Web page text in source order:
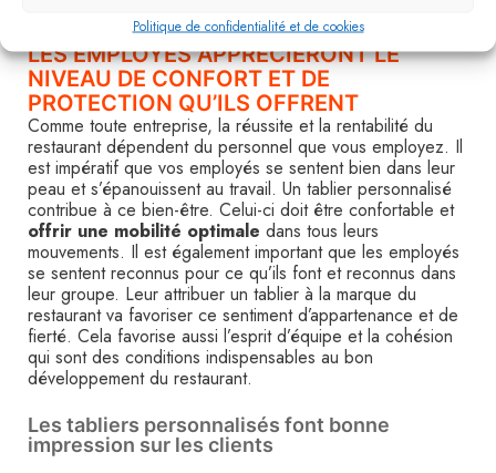
Politique de confidentialité et de cookies
LES EMPLOYÉS APPRÉCIERONT LE
NIVEAU DE CONFORT ET DE
PROTECTION QU’ILS OFFRENT
Comme toute entreprise, la réussite et la rentabilité du
restaurant dépendent du personnel que vous employez. Il
est impératif que vos employés se sentent bien dans leur
peau et s’épanouissent au travail. Un tablier personnalisé
contribue à ce bien-être. Celui-ci doit être confortable et
offrir une mobilité optimale dans tous leurs
mouvements. Il est également important que les employés
se sentent reconnus pour ce qu’ils font et reconnus dans
leur groupe. Leur attribuer un tablier à la marque du
restaurant va favoriser ce sentiment d’appartenance et de
fierté. Cela favorise aussi l’esprit d’équipe et la cohésion
qui sont des conditions indispensables au bon
développement du restaurant.
Les tabliers personnalisés font bonne
impression sur les clients